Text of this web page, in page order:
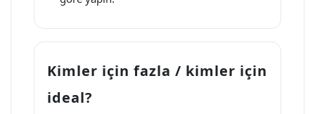
Kimler için fazla / kimler için
ideal?